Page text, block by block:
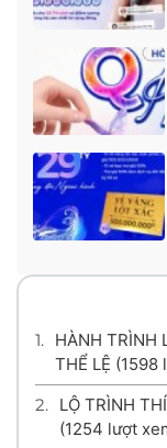
1. HÀNH TRÌNH LỘT XÁC MÙA 7 – CƠ CẤU TÀI TRỢ &
THỂ LỆ (1598
2.
LỘ TRÌNH
(1254 lượt